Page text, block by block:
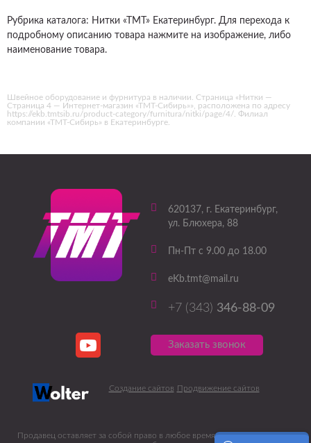
Рубрика каталога: Нитки «ТМТ» Екатеринбург. Для перехода к
подробному описанию товара нажмите на изображение, либо
наименование товара.
Швейное оборудование и фурнитура в наличии. Страница «Нитки —
Страница 4 — Интернет-магазин «ТМТ-Сибирь»», расположена по адресу
https://ekb.tmtsib.ru/product-category/furnitura/nitki/page/4/. Филиал
компании «ТМТ-Сибирь» в Екатеринбурге.
620137, г. Екатеринбург,
ул. Блюхера, 88
Пн-Пт с 9.00 до 18.00
eKb.tmt@mail.ru
+7 (343) 346-88-09
Заказать звонок
Создание сайтов Продвижение сайтов
Продавец оставляет за собой право в любое время вносить какие-либо